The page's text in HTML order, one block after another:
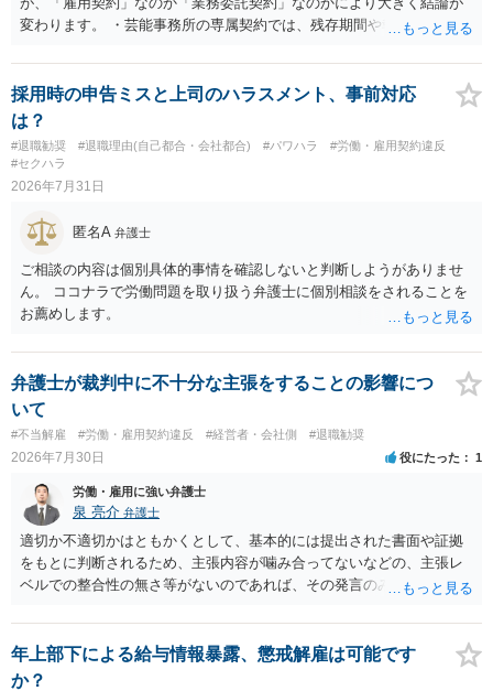
変わります。 ・芸能事務所の専属契約では、残存期間や報酬額、投下
務上よくあるからといって当然に適法という意味ではなく、実際の損
害との対応関係や合理性が重要です。 ・違約金に上限がなくても、常
に有効になるわけではありません。契約が労働契約に近い実態なら労
基法16条で無効となる余地があり、そうでなくても、金額が事務所の
損害と比べて過大なら無効や減額が争点になります。 ・契約前の修正
交渉は一般的です。 交渉の方向としては、上限額を設ける、実損害ベ
費・未回収費用のみ」に限定する、などが典型です。 ・弁護士に契約
前に契約書の内容をレビューしてもらう価値は十分にあると思われま
す。 争点は、契約類型が雇用か業務委託か、実態として労働者性があ
るか、解除事由が双方にどう定められているか、違約金の算定根拠が
合理的か、という複数論点に分かれます。契約前なら、交渉のパワー
コストを抑えやすいので、資料等を持参の上弁護士に確認されること
をお勧めします。 ・事務所側の解除でも、解除理由によってはタレン
ト側に損害賠償が発生する建付けになっていることはあります。ただ
し、事務所側が一方的に解除したのにタレントへ違約金を課す設計
は、合理性や対価性を欠くとして争いやすいです。逆に、タレント側
の重大な契約違反がある場合は、実損害の範囲で請求される可能性は
あります。
採用時の申告ミスと上司のハラスメント、事前対応
は？
#退職勧奨 #退職理由(自己都合・会社都合) #パワハラ
#労働・雇用契約違反
#セクハラ
2026年7月31日
匿名A 弁護士
ご相談の内容は個別具体的事情を確認しないと判断しようがありませ
ん。 ココナラで労働問題を取り扱う弁護士に個別相談をされることを
お薦めします。
弁護士が裁判中に不十分な主張をすることの影響につ
いて
#不当解雇 #労働・雇用契約違反 #経営者・会社側 #退職勧奨
2026年7月30日 役にたった 1
労働・雇用に強い弁護士
泉 亮介 弁護士
適切か不適切かはともかくとして、基本的には提出された書面や証拠
をもとに判断されるため、主張内容が噛み合ってないなどの、主張レ
ベルでの整合性の無さ等がないのであれば、その発言のみで大きく不
年上部下による給与情報暴露、懲戒解雇は可能です
か？